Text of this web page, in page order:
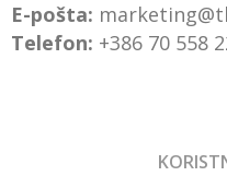
E-pošta:
Telefon: +386 70 558